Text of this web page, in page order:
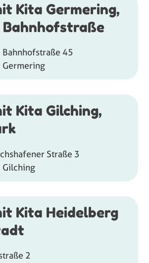
Kita Germering,
Bahnhofstraße
Bahnhofstraße 45
Kita Gilching,
Straße 3
Kita Heidelberg
2